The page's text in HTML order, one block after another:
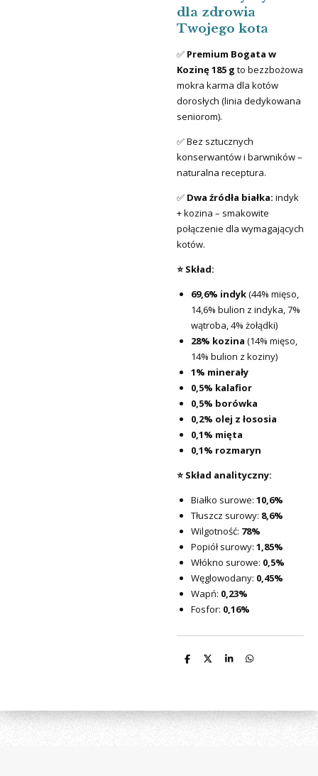
dla zdrowia
Twojego kota
✅ Premium Bogata w
Kozinę 185 g to bezzbożowa
mokra karma dla kotów
dorosłych (linia dedykowana
seniorom).
✅ Bez sztucznych
konserwantów i barwników –
naturalna receptura.
✅ Dwa źródła białka: indyk
+ kozina – smakowite
połączenie dla wymagających
kotów.
⭐ Skład:
69,6% indyk(44% mięso,
14,6% bulion z indyka, 7%
wątroba, 4% żołądki)
28% kozina (14% mięso,
14% bulion z koziny)
1% minerały
0,5% kalafior
0,5% borówka
0,2% olej z łososia
0,1% mięta
0,1% rozmaryn
⭐ Skład analityczny:
Białko surowe: 10,6%
Tłuszcz surowy: 8,6%
Wilgotność: 78%
Popiół surowy: 1,85%
Włókno surowe: 0,5%
Węglowodany: 0,45%
Wapń: 0,23%
Fosfor: 0,16%
D
D
S
D